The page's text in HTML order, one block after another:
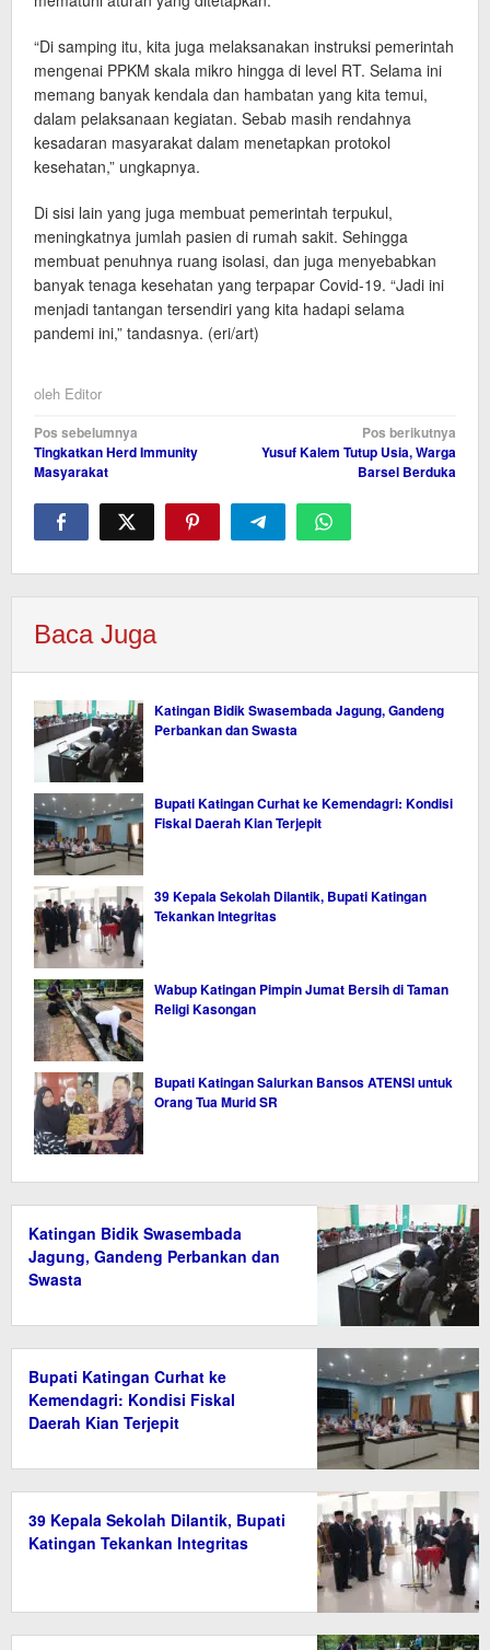
“Di samping itu, kita juga melaksanakan instruksi pemerintah
mengenai PPKM skala mikro hingga di level RT. Selama ini
memang banyak kendala dan hambatan yang kita temui,
dalam pelaksanaan kegiatan. Sebab masih rendahnya
kesadaran masyarakat dalam menetapkan protokol
kesehatan,” ungkapnya.
Di sisi lain yang juga membuat pemerintah terpukul,
meningkatnya jumlah pasien di rumah sakit. Sehingga
membuat penuhnya ruang isolasi, dan juga menyebabkan
banyak tenaga kesehatan yang terpapar Covid-19. “Jadi ini
menjadi tantangan tersendiri yang kita hadapi selama
pandemi ini,” tandasnya. (eri/art)
oleh Editor
Navigasi
pos
Pos sebelumnya
Tingkatkan Herd Immunity
Masyarakat
Pos berikutnya
Yusuf Kalem Tutup Usia, Warga
Barsel Berduka
Baca Juga
Katingan Bidik Swasembada Jagung, Gandeng
Perbankan dan Swasta
Bupati Katingan Curhat ke Kemendagri: Kondisi
Fiskal Daerah Kian Terjepit
39 Kepala Sekolah Dilantik, Bupati Katingan
Tekankan Integritas
Wabup Katingan Pimpin Jumat Bersih di Taman
Religi Kasongan
Bupati Katingan Salurkan Bansos ATENSI untuk
Orang Tua Murid SR
Katingan Bidik Swasembada
Jagung, Gandeng Perbankan dan
Swasta
Bupati Katingan Curhat ke
Kemendagri: Kondisi Fiskal
Daerah Kian Terjepit
39 Kepala Sekolah Dilantik, Bupati
Katingan Tekankan Integritas